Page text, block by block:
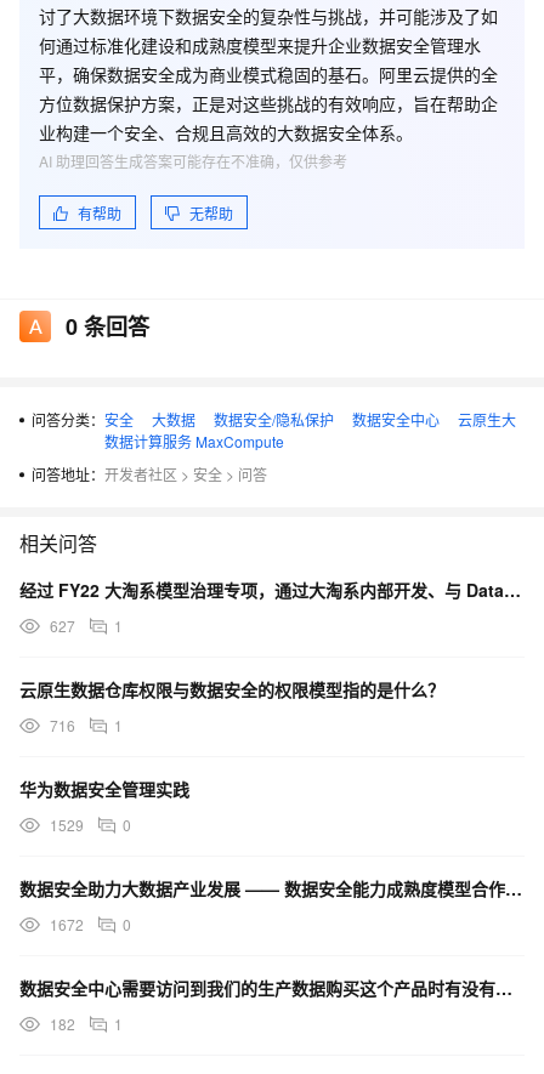
讨了大数据环境下数据安全的复杂性与挑战，并可能涉及了如
何通过标准化建设和成熟度模型来提升企业数据安全管理水
平，确保数据安全成为商业模式稳固的基石。阿里云提供的全
方位数据保护方案，正是对这些挑战的有效响应，旨在帮助企
业构建一个安全、合规且高效的大数据安全体系。
有帮助 无帮助
AI 助理回答生成答案可能存在不准确，仅供参考
0条回答
问答分类： 安全 大数据 数据安全/隐私保护 数据安全中心
云原生大
数据计算服务 MaxCompute
问答地址： 开发者社区 > 安全 > 问答
相关问答
经过 FY22 大淘系模型治理专项，通过大淘系内部开发、与 DataWorks 团队&数据安全生产平
627 1
云原生数据仓库权限与数据安全的权限模型指的是什么？
716 1
华为数据安全管理实践
1529 0
数据安全助力大数据产业发展 —— 数据安全能力成熟度模型合作伙伴计划
1672 0
数据安全中心需要访问到我们的生产数据购买这个产品时有没有保密协议或者合同中有写相关保密内容
182 1